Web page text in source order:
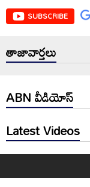
SUBSCRIBE
తాజావార్తలు
ABN వీడియోస్
Latest Videos